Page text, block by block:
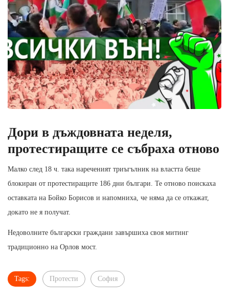
Дори в дъждовната неделя,
протестиращите се събраха отново
Малко след 18 ч. така нареченият триъгълник на властта беше
блокиран от протестиращите 186 дни българи. Те отново поискаха
оставката на Бойко Борисов и напомниха, че няма да се откажат,
докато не я получат.
Недоволните български граждани завършиха своя митинг
традиционно на Орлов мост.
Tags: Протести София